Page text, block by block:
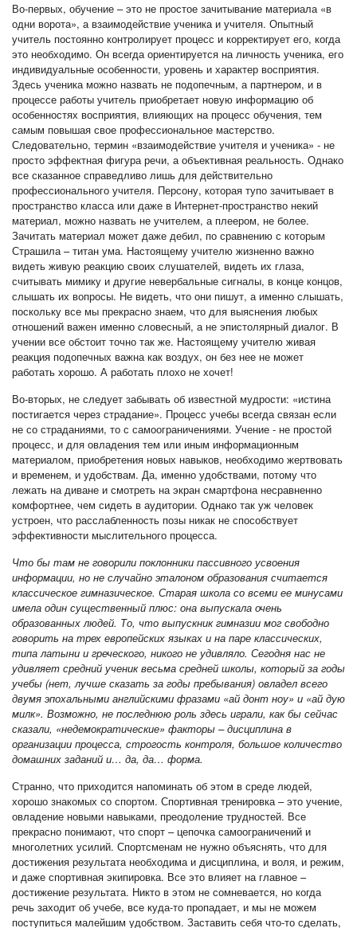
Во-первых, обучение – это не простое зачитывание материала «в
одни ворота», а взаимодействие ученика и учителя. Опытный
учитель постоянно контролирует процесс и корректирует его, когда
это необходимо. Он всегда ориентируется на личность ученика, его
индивидуальные особенности, уровень и характер восприятия.
Здесь ученика можно назвать не подопечным, а партнером, и в
процессе работы учитель приобретает новую информацию об
особенностях восприятия, влияющих на процесс обучения, тем
самым повышая свое профессиональное мастерство.
Следовательно, термин «взаимодействие учителя и ученика» - не
просто эффектная фигура речи, а объективная реальность. Однако
все сказанное справедливо лишь для действительно
профессионального учителя. Персону, которая тупо зачитывает в
пространство класса или даже в Интернет-пространство некий
материал, можно назвать не учителем, а плеером, не более.
Зачитать материал может даже дебил, по сравнению с которым
Страшила – титан ума. Настоящему учителю жизненно важно
видеть живую реакцию своих слушателей, видеть их глаза,
считывать мимику и другие невербальные сигналы, в конце концов,
слышать их вопросы. Не видеть, что они пишут, а именно слышать,
поскольку все мы прекрасно знаем, что для выяснения любых
отношений важен именно словесный, а не эпистолярный диалог. В
учении все обстоит точно так же. Настоящему учителю живая
реакция подопечных важна как воздух, он без нее не может
работать хорошо. А работать плохо не хочет!
Во-вторых, не следует забывать об известной мудрости: «истина
постигается через страдание». Процесс учебы всегда связан если
не со страданиями, то с самоограничениями. Учение - не простой
процесс, и для овладения тем или иным информационным
материалом, приобретения новых навыков, необходимо жертвовать
и временем, и удобствам. Да, именно удобствами, потому что
лежать на диване и смотреть на экран смартфона несравненно
комфортнее, чем сидеть в аудитории. Однако так уж человек
устроен, что расслабленность позы никак не способствует
эффективности мыслительного процесса.
Что бы там не говорили поклонники пассивного усвоения
информации, но не случайно эталоном образования считается
классическое гимназическое. Старая школа со всеми ее минусами
имела один существенный плюс: она выпускала очень
образованных людей. То, что выпускник гимназии мог свободно
говорить на трех европейских языках и на паре классических,
типа латыни и греческого, никого не удивляло. Сегодня нас не
удивляет средний ученик весьма средней школы, который за годы
учебы (нет, лучше сказать за годы пребывания) овладел всего
двумя эпохальными английскими фразами «ай донт ноу» и «ай дую
милк». Возможно, не последнюю роль здесь играли, как бы сейчас
сказали, «недемократические» факторы – дисциплина в
организации процесса, строгость контроля, большое количество
домашних заданий и… да, да… форма.
Странно, что приходится напоминать об этом в среде людей,
хорошо знакомых со спортом. Спортивная тренировка – это учение,
овладение новыми навыками, преодоление трудностей. Все
прекрасно понимают, что спорт – цепочка самоограничений и
многолетних усилий. Спортсменам не нужно объяснять, что для
достижения результата необходима и дисциплина, и воля, и режим,
и даже спортивная экипировка. Все это влияет на главное –
достижение результата. Никто в этом не сомневается, но когда
речь заходит об учебе, все куда-то пропадает, и мы не можем
поступиться малейшим удобством. Заставить себя что-то сделать,